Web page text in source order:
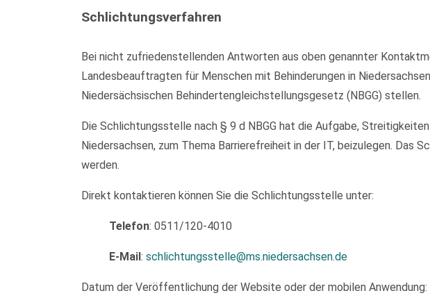
Schlichtungsverfahren
Bei nicht zufriedenstellenden Antworten aus oben genannter
Landesbeauftragten für Menschen mit Behinderungen in
Niedersächsischen Behindertengleichstellungsgesetz (NBGG) stellen.
Die Schlichtungsstelle nach § 9 d NBGG hat die Aufgabe,
Niedersachsen, zum Thema Barrierefreiheit in der IT, beizulegen.
werden.
Direkt kontaktieren können Sie die Schlichtungsstelle unter:
Telefon: 0511/120-4010
E-Mail : schlichtungsstelle@ms.niedersachsen.de
Datum der Veröffentlichung der Website oder der mobilen Anwendung: